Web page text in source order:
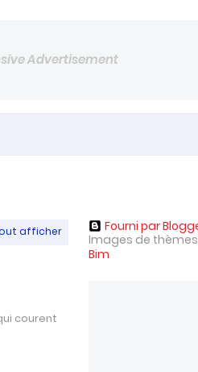
Advertisement
afficher
courent
Fourni par
Images de
Bim